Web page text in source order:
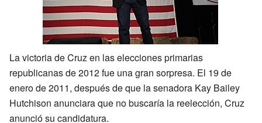
La victoria de Cruz en las elecciones primarias
republicanas de 2012 fue una gran sorpresa. El 19 de
enero de 2011, después de que la senadora Kay Bailey
Hutchison anunciara que no buscaría la reelección, Cruz
anunció su candidatura.